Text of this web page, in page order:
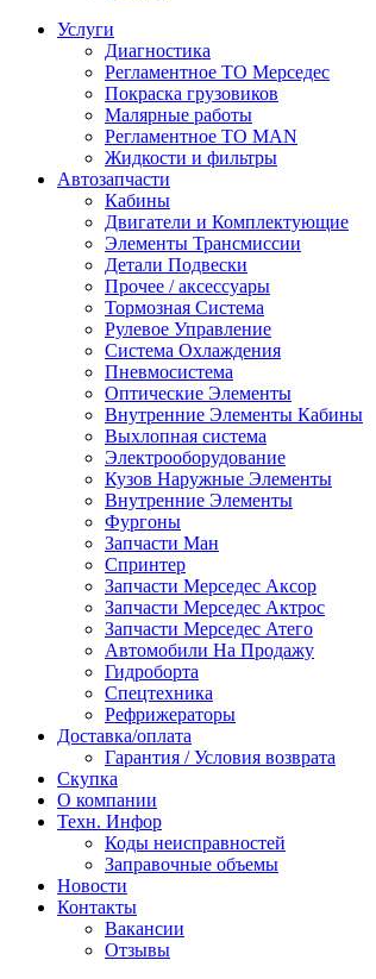
Услуги
Диагностика
Регламентное ТО Мерседес
Покраска грузовиков
Малярные работы
Регламентное ТО MAN
Жидкости и фильтры
Автозапчасти
Кабины
Двигатели и Комплектующие
Элементы Трансмиссии
Детали Подвески
Прочее / аксессуары
Тормозная Система
Рулевое Управление
Система Охлаждения
Пневмосистема
Оптические Элементы
Внутренние Элементы Кабины
Выхлопная система
Электрооборудование
Кузов Наружные Элементы
Внутренние Элементы
Фургоны
Запчасти Ман
Спринтер
Запчасти Мерседес Аксор
Запчасти Мерседес Актрос
Запчасти Мерседес Атего
Автомобили На Продажу
Гидроборта
Спецтехника
Рефрижераторы
Доставка/оплата
Гарантия / Условия возврата
Скупка
О компании
Техн. Инфор
Коды неисправностей
Заправочные объемы
Новости
Контакты
Вакансии
Отзывы